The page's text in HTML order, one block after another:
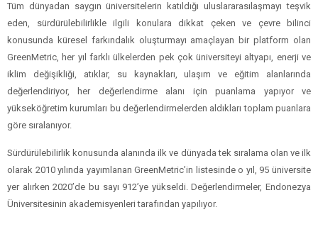
Tüm dünyadan saygın üniversitelerin katıldığı uluslararasılaşmayı teşvik
eden, sürdürülebilirlikle ilgili konulara dikkat çeken ve çevre bilinci
konusunda küresel farkındalık oluşturmayı amaçlayan bir platform olan
GreenMetric, her yıl farklı ülkelerden pek çok üniversiteyi altyapı, enerji ve
iklim değişikliği, atıklar, su kaynakları, ulaşım ve eğitim alanlarında
değerlendiriyor, her değerlendirme alanı için puanlama yapıyor ve
yükseköğretim kurumları bu değerlendirmelerden aldıkları toplam puanlara
göre sıralanıyor.
Sürdürülebilirlik konusunda alanında ilk ve dünyada tek sıralama olan ve ilk
olarak 2010 yılında yayımlanan GreenMetric’in listesinde o yıl, 95 üniversite
yer alırken 2020’de bu sayı 912’ye yükseldi. Değerlendirmeler, Endonezya
Üniversitesinin akademisyenleri tarafından yapılıyor.